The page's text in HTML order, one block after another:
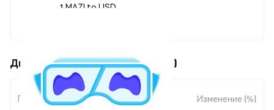
1 MAZI to USD
Движения цены MaziMatic (MAZI)
Период
Изменение
суммы
Изменение (%)